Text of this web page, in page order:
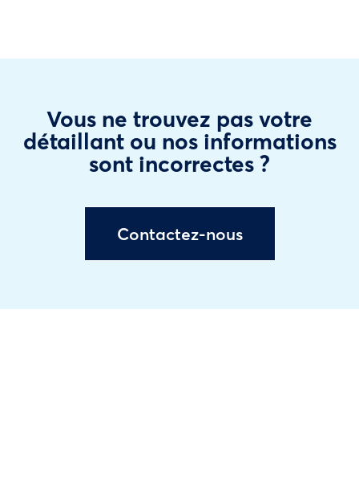
Vous ne trouvez pas votre
détaillant ou nos informations
sont incorrectes ?
Contactez-nous